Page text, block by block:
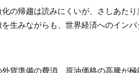
の帰趨は読みにくいが、さしあた
生みながらも、世界経済へのイン
貨準備の費消、原油価格の高騰が